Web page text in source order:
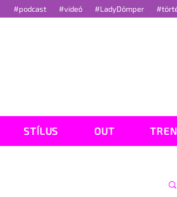
#podcast #videó #LadyDömper
STÍLUS OUT